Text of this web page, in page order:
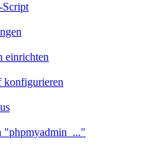
Script
einrichten
"phpmyadmin_..."